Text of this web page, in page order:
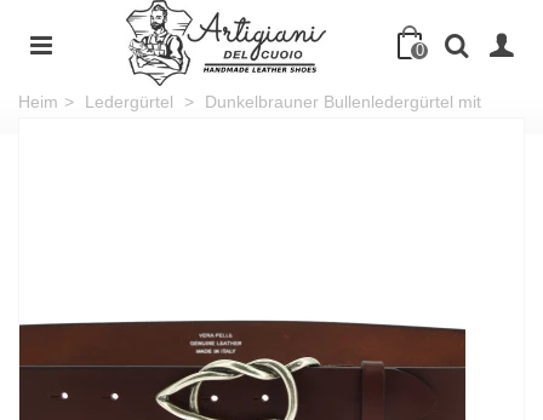
0
Heim > Ledergürtel >
Dunkelbrauner Bullenledergürtel mit